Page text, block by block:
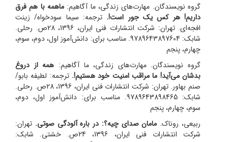
گروه نویسندگان. مهارت‌های زندگی، ما آگاهیم: ماهمه با هم فرق
داریم! هر کس یک جور است!. ترجمه: سیما سودخواه/ زینت
افجه‌ای.
تهران: شرکت انتشارات فنی ایران، 1396، 28ص. رحلی.
شابک: 9789643897604. مناسب برای: دانش‌آموز اول، دوم، سوم،
چهارم، پنجم
گروه نویسندگان. مهارت‌های زندگی، ما آگاهیم: همه از دروغ
بدشان می‌آید! ما مراقب امنیت خود هستیم!. ترجمه: لطیفه بابو/
صنم بهاور.
تهران: شرکت انتشارات فنی ایران، 1396، 28ص. رحلی.
شابک: 9789643898465. مناسب برای: دانش‌آموز اول، دوم،
سوم، چهارم، پنجم
ربیعی، روناک. مامان صدای چیه؟: در باره آلودگی صوتی. تهران:
شرکت انتشارات فنی ایران، 1396، 24ص. خشتی. شابک: